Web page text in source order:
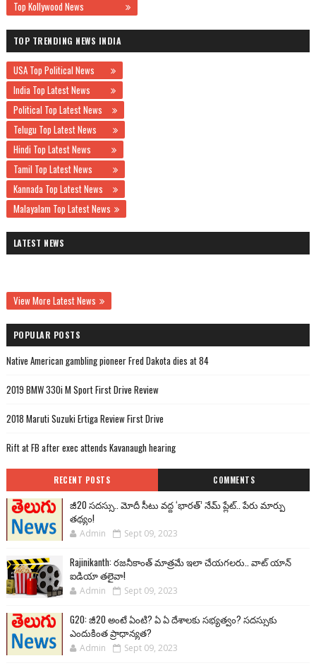
Top Kollywood News
TOP TRENDING NEWS INDIA
USA Top Political News
India Top Latest News
Political Top Latest News
Telugu Top Latest News
Hindi Top Latest News
Tamil Top Latest News
Kannada Top Latest News
Malayalam Top Latest News
LATEST NEWS
View More Latest News
POPULAR POSTS
Native American gambling pioneer Fred Dakota dies at 84
2019 BMW 330i M Sport First Drive Review
2018 Maruti Suzuki Ertiga Review First Drive
Rift at FB after exec attends Kavanaugh hearing
RECENT POSTS COMMENTS
జీ20 సదస్సు.. మోదీ సీటు వద్ద ‘భారత్’ నేమ్ ప్లేట్‌.. పేరు మార్పు
తథ్యం!
Admin Sept 09, 2023
Rajinikanth: రజనీకాంత్ మాత్రమే ఇలా చేయగలరు.. వాట్ యాన్
ఐడియా తలైవా!
Admin Sept 09, 2023
G20: జీ20 అంటే ఏంటి? ఏ ఏ దేశాలకు సభ్యత్వం? సదస్సుకు
ఎందుకింత ప్రాధాన్యత?
Admin Sept 09, 2023